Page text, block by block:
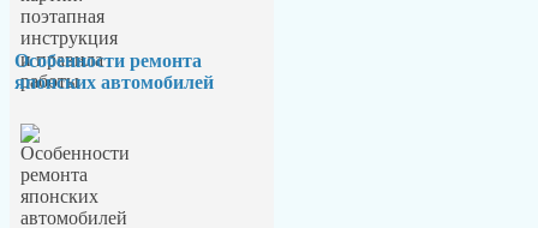
Особенности ремонта
японских автомобилей